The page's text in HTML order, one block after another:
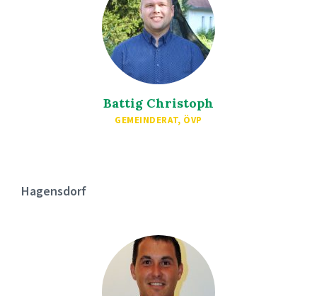
Battig Christoph
GEMEINDERAT, ÖVP
Hagensdorf